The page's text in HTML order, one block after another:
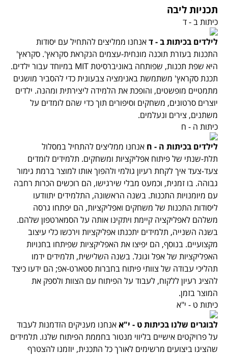
תכניות ליבה
כיתות ב - ד
לילדים בכיתות ב - דאנחנו ממליצים להתחיל עם יסודות
התכנות בעזרת תוכנה מונחית-עצמים הנקראת סקראץ'. סקראץ'
היא שפת תכנות, שפותחה באוניברסיטת MIT במיוחד עבור ילדים.
תכנת סקראץ' משתמשת באנימציה צבעונית כדי להסביר מושגים
מתמטיים מופשטים, והופכת את הלמידה ליצירתית ומהנה. ילדים
יוצרים סרטונים, משחקים וסיפורים תוך כדי שהם לומדים על
משתנים, צירים ונעלמים.
כיתות ה - ח
לילדים בכיתות ה - ח אנחנו ממליצים להתחיל במסלול
תלת-שנתי של פיתוח אפליקציות ומשחקים. תלמידים לומדים
צעד-צעד איך לקחת רעיון גולמי ולהפוך אותו למוצר ברמת גימור
גבוהה. בו זמנית, וכמעט מבלי שירגישו, הם רוכשים הכרות רחבה
עם מיומנויות התכנות. בשנה הראשונה, התלמידים יתוודעו
ליסודות התכנות של משחקים ואפליקציות, הם יפתחו גרסה
משלהם לאפליקציה קיימת ויתקינו אותה על הסמארטפון שלהם.
בשנה השנייה, תלמידים יתכנתו אפליקציות וירכשו כלי עיצוב
מקצועיים. בנוסף, הם יפיצו את האפליקציות שפיתחו בחנויות
האפליקציות של אפל וגוגל. בשנה השלישית, תלמידים ידמו
תהליכי עבודה של צוותי פיתוח בחברות סטארט-אפ; הם ידעו כיצד
להציג רעיון ללקוח, לעבוד על הפיתוח עם הצוות ולספק את
המוצר בזמן.
כיתות ט - י"א
לבוגרים שלנו בכיתות ט - י"א אנחנו מעניקים הזדמנות לעבוד
על פרויקטים אישיים בליווי מנטור בחממת הפיתוח שלנו. תלמידים
שהציגו ביצועים מרשימים לאורך כל התכנית, יוזמנו להצטרף